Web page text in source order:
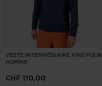
VESTE INTERMÉDIAIRE FINE POUR
HOMME
CHF 110,00